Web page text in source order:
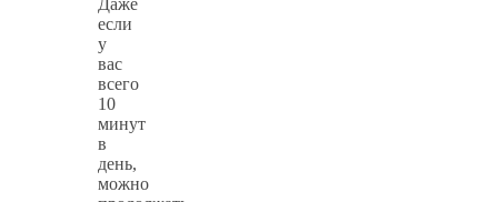
Даже
если
у
вас
всего
10
минут
в
день,
можно